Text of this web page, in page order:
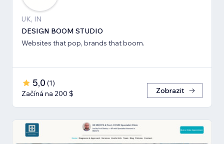
UK, IN
DESIGN BOOM STUDIO
Websites that pop, brands that boom.
5,0 (1)
Začíná na 200 $
Zobrazit